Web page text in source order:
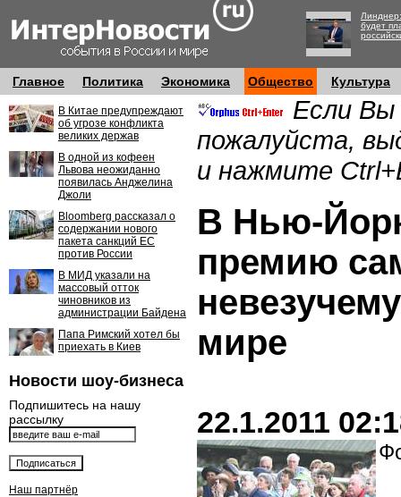
будет
Главное Политика Экономика Общество Культура
В Китае предупреждают
об угрозе конфликта
великих держав
В одной из кофеен
Львова неожиданно
появилась Анджелина
Джоли
Bloomberg рассказал о
содержании нового
пакета санкций ЕС
против России
В МИД указали на
массовый отток
чиновников из
администрации Байдена
Папа Римский хотел бы
приехать в Киев
Новости шоу-бизнеса
Подпишитесь на нашу
рассылку
Наш партнёр
Если Вы
пожалуйста,
и нажмите
В Нью-
премию
мире
22.1.2011